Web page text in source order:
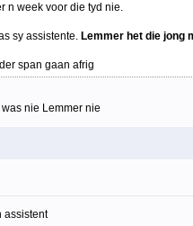
n week voor die tyd nie.
sy assistente. Lemmer het die jong
span gaan afrig
nie Lemmer nie
assistent